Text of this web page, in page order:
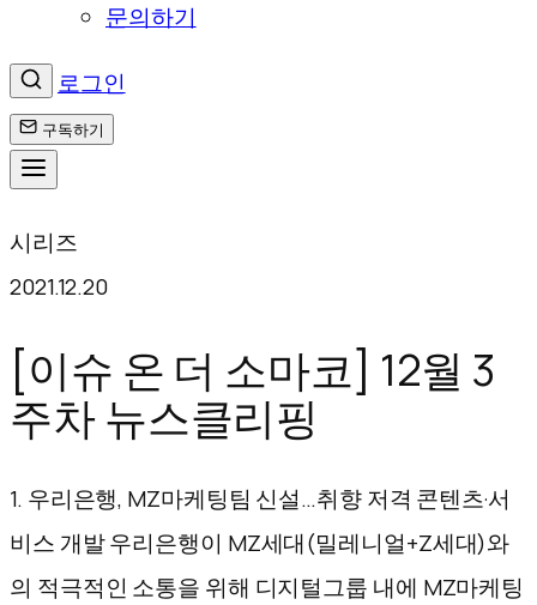
문의하기
로그인
구독하기
텐
츠
로
바
로
기
시리즈
2021.12.20
[이슈 온 더 소마코] 12월 3
주차 뉴스클리핑
1. 우리은행, MZ마케팅팀 신설…취향 저격 콘텐츠·서
비스 개발 우리은행이 MZ세대(밀레니얼+Z세대)와
의 적극적인 소통을 위해 디지털그룹 내에 MZ마케팅